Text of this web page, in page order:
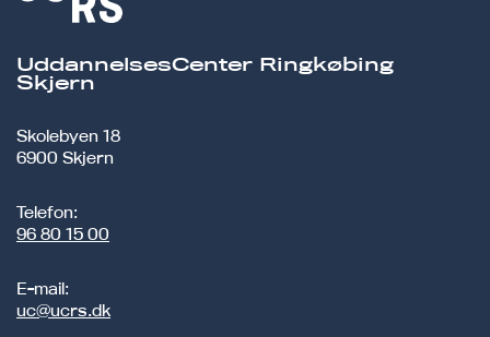
UddannelsesCenter Ringkøbing
Skjern
Skolebyen 18
6900 Skjern
Telefon:
96 80 15 00
E-mail:
uc@ucrs.dk